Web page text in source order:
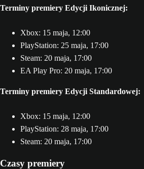
Terminy premiery Edycji Ikonicznej:
Xbox: 15 maja, 12:00
PlayStation: 25 maja, 17:00
Steam: 20 maja, 17:00
EA Play Pro: 20 maja, 17:00
Terminy premiery Edycji Standardowej:
Xbox: 15 maja, 12:00
PlayStation: 28 maja, 17:00
Steam: 20 maja, 17:00
Czasy premiery